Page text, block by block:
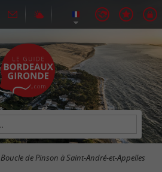
Boucle de Pinson à Saint-André-et-Appelles